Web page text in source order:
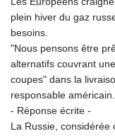
plein hiver du gaz
besoins.
"Nous pensons être
alternatifs couvrant
coupes" dans la
responsable américain.
- Réponse écrite -
La Russie, considérée